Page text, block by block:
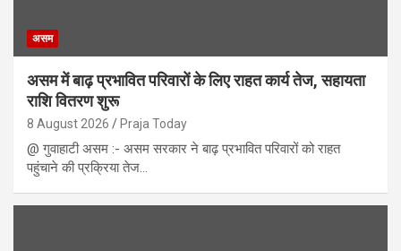
असम
असम में बाढ़ प्रभावित परिवारों के लिए राहत कार्य तेज, सहायता
राशि वितरण शुरू
8 August 2026 Praja Today
@ गुवाहाटी असम :- असम सरकार ने बाढ़ प्रभावित परिवारों को राहत
पहुंचाने की प्रक्रिया तेज…